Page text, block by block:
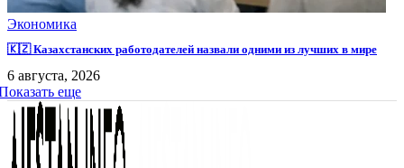
Экономика
🇰🇿 Казахстанских работодателей назвали одними из лучших в мире
6 августа, 2026
еще